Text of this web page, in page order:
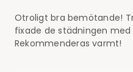
Otroligt bra bemötande!
fixade de städningen
Rekommenderas varmt!